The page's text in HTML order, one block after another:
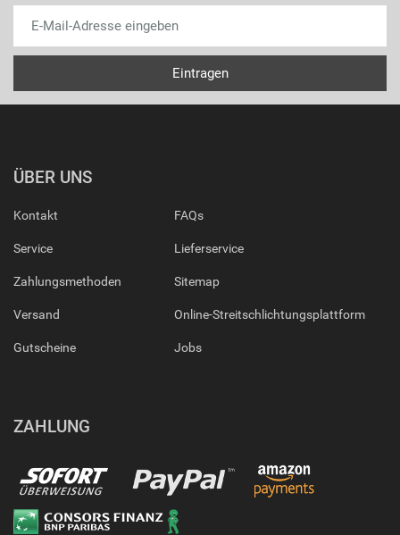
ÜBER UNS
Kontakt
Service
Zahlungsmethoden
Versand
Gutscheine
FAQs
Lieferservice
Sitemap
Online-Streitschlichtungsplattform
Jobs
ZAHLUNG